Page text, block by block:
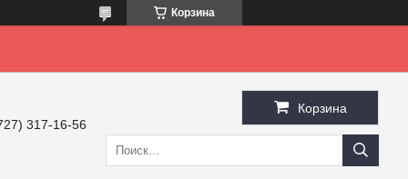
Корзина
317-16-56
Корзина